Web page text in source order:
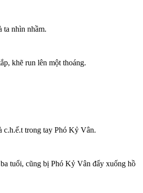
nhìn nhầm.
khẽ run lên một thoáng.
c.h.ế.t trong tay Phó Kỷ Vân.
tuổi, cũng bị Phó Kỷ Vân đẩy xuống hồ